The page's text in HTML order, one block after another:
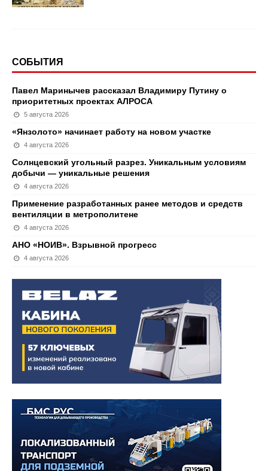
СОБЫТИЯ
Павел Маринычев рассказал Владимиру Путину о
приоритетных проектах АЛРОСА
5 августа 2026
«Янзолото» начинает работу на новом участке
4 августа 2026
Солнцевский угольный разрез. Уникальным условиям
добычи — уникальные решения
4 августа 2026
Применение разработанных ранее методов и средств
вентиляции в метрополитене
4 августа 2026
АНО «НОИВ». Взрывной прогресс
4 августа 2026